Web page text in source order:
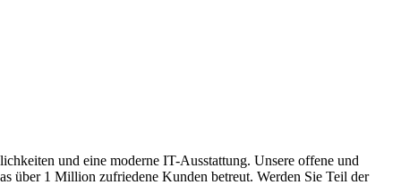
und eine moderne IT-Ausstattung. Unsere offene und
über 1 Million zufriedene Kunden betreut. Werden Sie Teil der